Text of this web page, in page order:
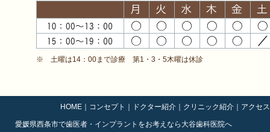
※ 土曜は14：00まで診療 第1・3・5木曜は休診
HOME コンセプト ドクター紹介 クリニック紹介 アクセ
愛媛県西条市で歯医者・インプラントをお考えなら大谷歯科医院へ